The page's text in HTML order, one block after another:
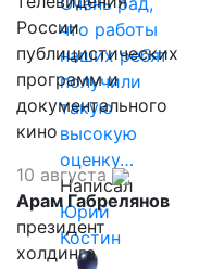
что работы
наших ребят
получили
такую
высокую
оценку…
Написал
Юрий
Костин
России
публицистических
программ и
документального
кино
10 августа
Арам Габрелянов
президент
холдинга